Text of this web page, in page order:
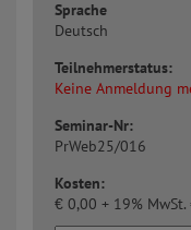
Sprache
Deutsch
Teilnehmerstatus:
Keine Anmeldung
Seminar-Nr:
PrWeb25/016
Kosten:
€ 0,00 + 19% MwSt.